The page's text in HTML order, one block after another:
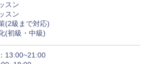
スン
スン
(2級まで対応)
(初級・中級)
13:00~21:00